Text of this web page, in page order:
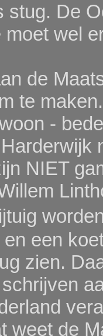
stug. De
moet wel
de
te
-
NIET
een
zien.
weet de